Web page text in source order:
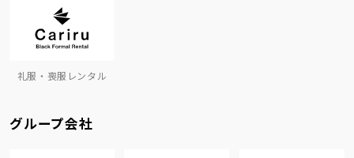
礼服・喪服レンタル
グループ会社